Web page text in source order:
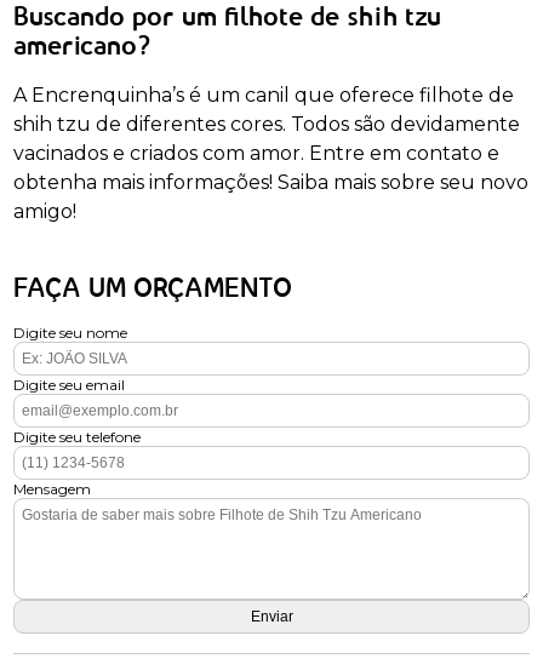
Buscando por um filhote de shih tzu
americano?
A Encrenquinha’s é um canil que oferece filhote de
shih tzu de diferentes cores. Todos são devidamente
vacinados e criados com amor. Entre em contato e
obtenha mais informações! Saiba mais sobre seu novo
amigo!
FAÇA UM ORÇAMENTO
Digite seu nome
Digite seu email
Digite seu telefone
Mensagem